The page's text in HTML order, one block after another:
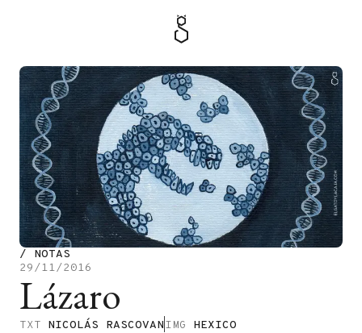
/ NOTAS
29/11/2016
Lázaro
TXT NICOLÁS RASCOVANIMG HEXICO